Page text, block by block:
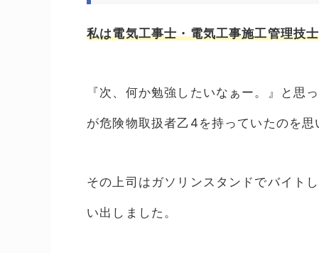
私は電気工事士・電気工事施工管理技
『次、何か勉強したいなぁー。』と思
が危険物取扱者乙4を持っていたのを思
その上司はガソリンスタンドでバイト
い出しました。